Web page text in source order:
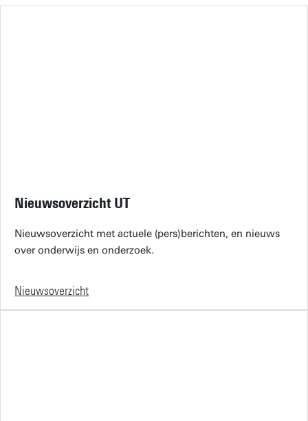
Nieuwsoverzicht UT
Nieuwsoverzicht met actuele (pers)berichten, en nieuws
over onderwijs en onderzoek.
Nieuwsoverzicht